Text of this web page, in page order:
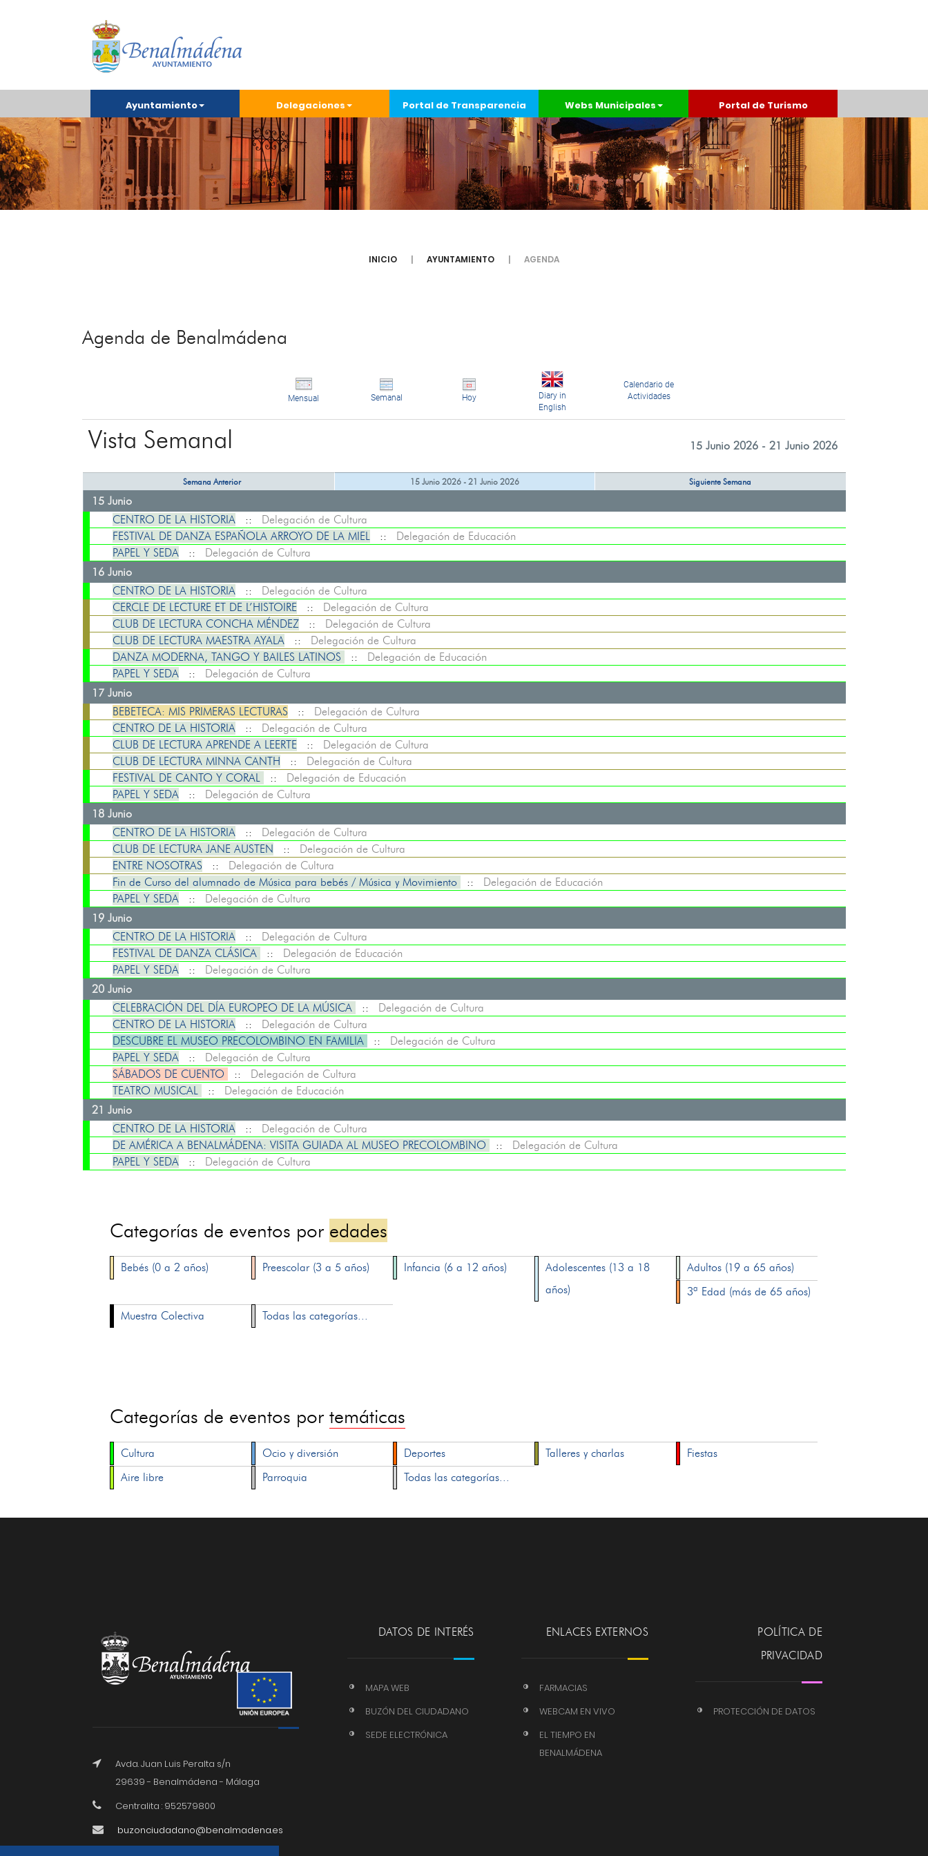
Ayuntamiento Delegaciones Portal de Transparencia Webs Municipales Portal de Turismo
INICIO AYUNTAMIENTO AGENDA
Agenda de Benalmádena
Mensual Semanal Hoy
Diary in
English
Calendario de
Actividades
Vista Semanal 15 Junio 2026 - 21 Junio 2026
Semana Anterior 15 Junio 2026 - 21 Junio 2026 Siguiente Semana
15 Junio
CENTRO DE LA HISTORIA:: Delegación de Cultura
FESTIVAL DE DANZA ESPAÑOLA ARROYO DE LA MIEL:: Delegación de Educación
PAPEL Y SEDA:: Delegación de Cultura
16 Junio
CENTRO DE LA HISTORIA:: Delegación de Cultura
CERCLE DE LECTURE ET DE L’HISTOIRE :: Delegación de Cultura
CLUB DE LECTURA CONCHA MÉNDEZ:: Delegación de Cultura
CLUB DE LECTURA MAESTRA AYALA:: Delegación de Cultura
DANZA MODERNA, TANGO Y BAILES LATINOS
:: Delegación de Educación
PAPEL Y SEDA:: Delegación de Cultura
17 Junio
BEBETECA: MIS PRIMERAS LECTURAS :: Delegación de Cultura
CENTRO DE LA HISTORIA:: Delegación de Cultura
CLUB DE LECTURA APRENDE A LEERTE :: Delegación de Cultura
CLUB DE LECTURA MINNA CANTH :: Delegación de Cultura
FESTIVAL DE CANTO Y CORAL
:: Delegación de Educación
PAPEL Y SEDA:: Delegación de Cultura
18 Junio
CENTRO DE LA HISTORIA:: Delegación de Cultura
CLUB DE LECTURA JANE AUSTEN :: Delegación de Cultura
ENTRE NOSOTRAS :: Delegación de Cultura
Fin de Curso del alumnado de Música para bebés / Música y Movimiento
:: Delegación de Educación
PAPEL Y SEDA:: Delegación de Cultura
19 Junio
CENTRO DE LA HISTORIA:: Delegación de Cultura
FESTIVAL DE DANZA CLÁSICA
:: Delegación de Educación
PAPEL Y SEDA:: Delegación de Cultura
20 Junio
CELEBRACIÓN DEL DÍA EUROPEO DE LA MÚSICA
:: Delegación de Cultura
CENTRO DE LA HISTORIA:: Delegación de Cultura
DESCUBRE EL MUSEO PRECOLOMBINO EN FAMILIA
:: Delegación de Cultura
PAPEL Y SEDA:: Delegación de Cultura
SÁBADOS DE CUENTO
:: Delegación de Cultura
TEATRO MUSICAL
:: Delegación de Educación
21 Junio
CENTRO DE LA HISTORIA:: Delegación de Cultura
DE AMÉRICA A BENALMÁDENA: VISITA GUIADA AL MUSEO PRECOLOMBINO
:: Delegación de Cultura
PAPEL Y SEDA:: Delegación de Cultura
Categorías de eventos por edades
Bebés (0 a 2 años) Preescolar (3 a 5 años) Infancia (6 a 12 años)
Adolescentes (13 a 18
años)
Adultos (19 a 65 años)
3ª Edad (más de 65 años)
Muestra Colectiva
Todas las categorías...
Categorías de eventos portemáticas
Cultura Ocio y diversión Deportes Talleres y charlas
Fiestas
Aire libre
Parroquia Todas las categorías...
Avda. Juan Luis Peralta s/n
29639 - Benalmádena - Málaga
Centralita : 952579800
buzonciudadano@benalmadena.es
DATOS DE INTERÉS
MAPA WEB
BUZÓN DEL CIUDADANO
SEDE ELECTRÓNICA
ENLACES EXTERNOS
FARMACIAS
WEBCAM EN VIVO
EL TIEMPO EN
BENALMÁDENA
POLÍTICA DE
PRIVACIDAD
PROTECCIÓN DE DATOS